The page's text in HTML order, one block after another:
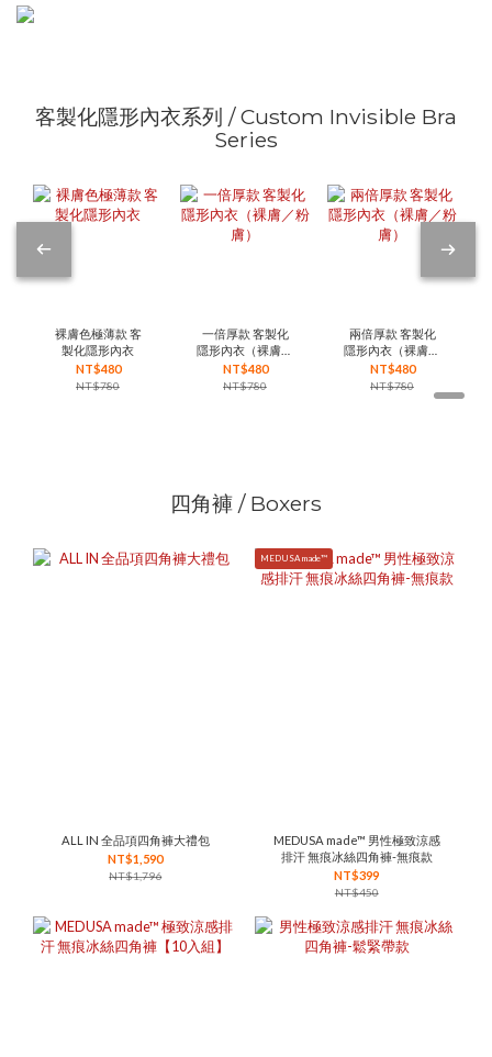
客製化隱形內衣系列 / Custom Invisible Bra
Series
裸膚色極薄款 客
製化隱形內衣
NT$480
NT$780
一倍厚款 客製化
隱形內衣（裸膚／
粉膚）
NT$480
NT$780
兩倍厚款 客製化
隱形內衣（裸膚／
粉膚）
NT$480
NT$780
四角褲 / Boxers
ALL IN 全品項四角褲大禮包
NT$1,590
NT$1,796
MEDUSA made™
MEDUSA made™ 男性極致涼感
排汗 無痕冰絲四角褲-無痕款
NT$399
NT$450